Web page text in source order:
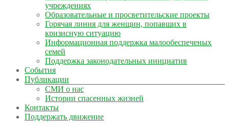
учреждениях
Образовательные и просветительские проекты
Горячая линия для женщин, попавших в
кризисную ситуацию
Информационная поддержка малообеспеченых
семей
Поддержка законодательных инициатив
События
Публикации
СМИ о нас
Истории спасенных жизней
Контакты
Поддержать движение